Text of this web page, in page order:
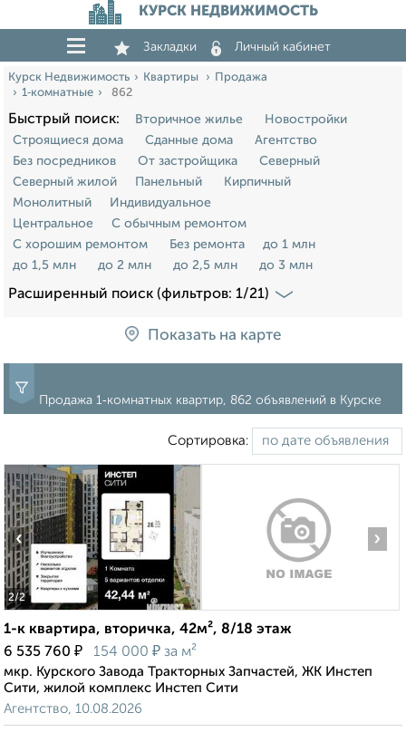
КУРСК НЕДВИЖИМОСТЬ
Закладки Личный кабинет
Курск Недвижимость Квартиры
Продажа
1‑комнатные
862
Быстрый поиск: Вторичное жилье
Новостройки
Строящиеся дома
Сданные дома
Агентство
Без посредников
От застройщика
Северный
Северный жилой
Панельный
Кирпичный
Монолитный
Индивидуальное
Центральное
С обычным ремонтом
С хорошим ремонтом
Без ремонта
до 1 млн
до 1,5 млн
до 2 млн до 2,5 млн до 3 млн
Расширенный поиск (фильтров: 1/21)
Показать на карте
Продажа 1‑комнатных квартир, 862 объявлений в Курске
Сортировка:
2/2
‹ ›
1-к квартира, вторичка, 42м², 8/18 этаж
6 535 760 ₽ 154 000 ₽ за м²
мкр. Курского Завода Тракторных Запчастей, ЖК Инстеп
Сити, жилой комплекс Инстеп Сити
Агентство, 10.08.2026